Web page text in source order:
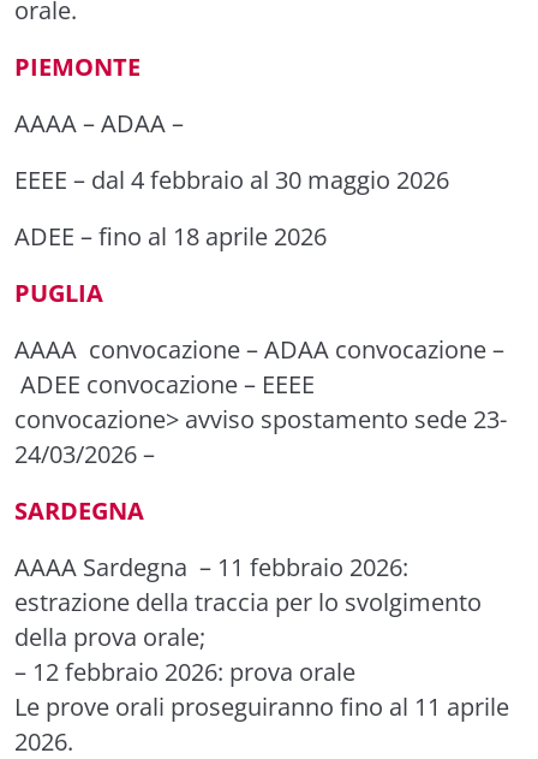
orale.
PIEMONTE
AAAA–ADAA–
EEEE – dal 4 febbraio al 30 maggio 2026
ADEE – fino al 18 aprile 2026
PUGLIA
AAAA convocazione–ADAA convocazione–
ADEE convocazione– EEEE
convocazione> avviso spostamento sede 23-
24/03/2026 –
SARDEGNA
AAAA Sardegna – 11 febbraio 2026:
estrazione della traccia per lo svolgimento
della prova orale;
– 12 febbraio 2026: prova orale
Le prove orali proseguiranno fino al 11 aprile
2026.